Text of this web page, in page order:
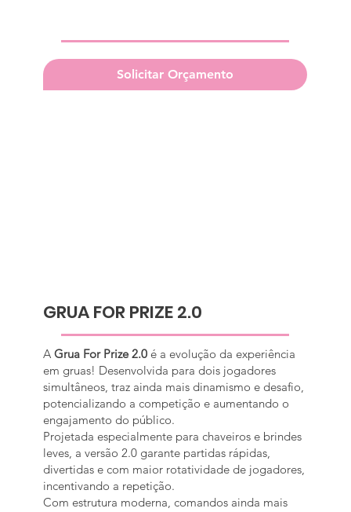
Solicitar Orçamento
GRUA FOR PRIZE 2.0
A Grua For Prize 2.0é a evolução da experiência
em gruas! Desenvolvida para dois jogadores
simultâneos, traz ainda mais dinamismo e desafio,
potencializando a competição e aumentando o
engajamento do público.
Projetada especialmente para chaveiros e brindes
leves, a versão 2.0 garante partidas rápidas,
divertidas e com maior rotatividade de jogadores,
incentivando a repetição.
Com estrutura moderna, comandos ainda mais